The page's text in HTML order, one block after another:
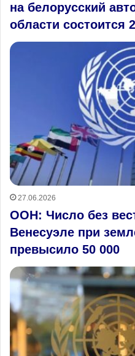
на белорусский
области состоится
27.06.2026
ООН: Число без
Венесуэле при
превысило 50 000